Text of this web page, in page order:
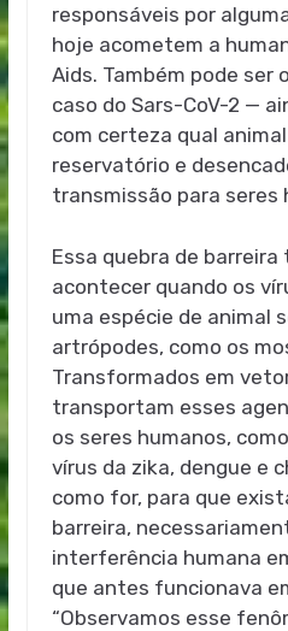
responsáveis por
hoje acometem a
Aids. Também pode ser
caso do Sars-CoV-2 —
com certeza qual
reservatório e
transmissão para seres
Essa quebra de
acontecer quando os
uma espécie de animal
artrópodes, como os
Transformados em
transportam esses
os seres humanos,
vírus da zika, dengue e
como for, para que
barreira,
interferência humana
que antes funcionava
“Observamos esse